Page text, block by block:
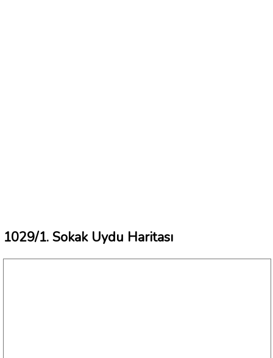
1029/1. Sokak Uydu Haritası